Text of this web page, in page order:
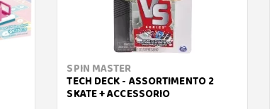
SPIN MASTER
TECH DECK - ASSORTIMENTO 2
SKATE + ACCESSORIO